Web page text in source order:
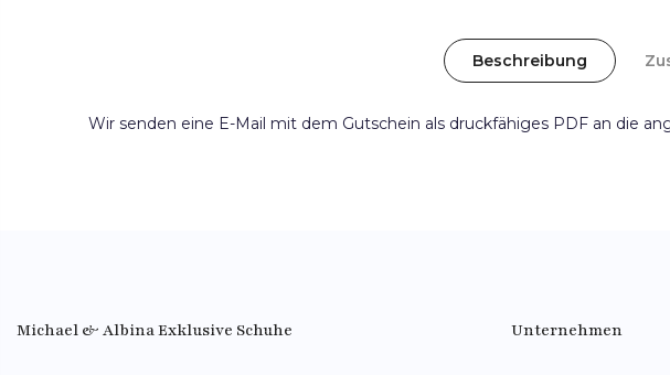
Beschreibung
Wir senden eine E-Mail mit dem Gutschein als druckfähiges PDF an die
Michael & Albina Exklusive Schuhe Unternehmen